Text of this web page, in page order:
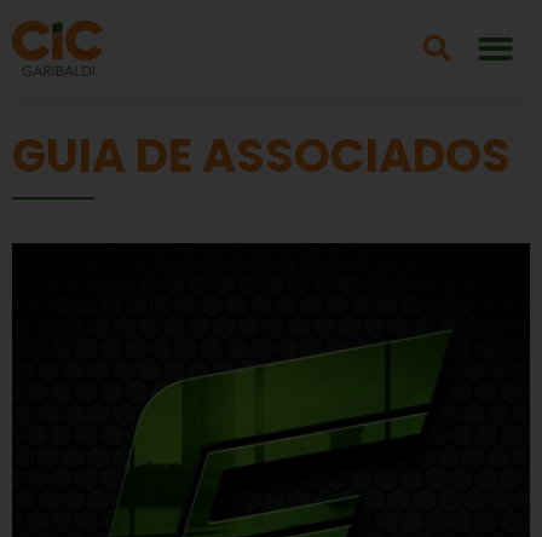
GUIA DE ASSOCIADOS